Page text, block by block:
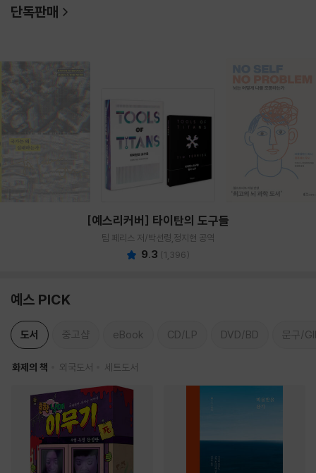
단독판매
[예스리커버] 타이탄의 도구들
팀 페리스 저/박선령,정지현 공역
9.3 (1,396)
예스 PICK
도서 중고샵 eBook CD/LP DVD/BD 문구/
화제의 책 외국도서 세트도서